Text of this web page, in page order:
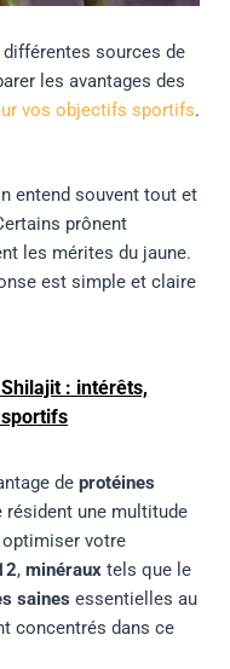
sources de
les avantages des
vos objectifs sportifs.
entend souvent tout et
prônent
les mérites du jaune.
est simple et claire
: intérêts,
de protéines
une multitude
optimiser votre
, minérauxtels que le
saines essentielles au
concentrés dans ce